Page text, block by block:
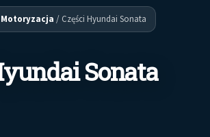
Motoryzacja / Części Hyundai Sonata
Sonata